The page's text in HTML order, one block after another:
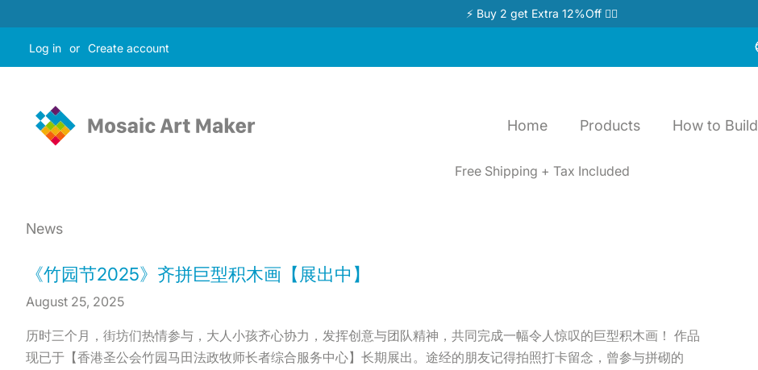
⚡ Buy 2 get Extra 12%Off 👉🏻
Log in or Create account
Home Products How to Build
Free Shipping + Tax Included
News
《竹园节2025》齐拼巨型积木画【展出中】
August 25, 2025
历时三个月，街坊们热情参与，大人小孩齐心协力，发挥创意与团队精神，共同完成一幅令人惊叹的巨型积木画！ 作品
现已于【香港圣公会竹园马田法政牧师长者综合服务中心】长期展出。途经的朋友记得拍照打卡留念，曾参与拼砌的